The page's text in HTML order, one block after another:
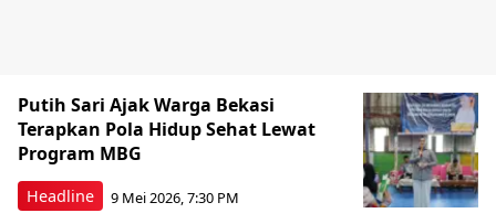
Headline
Putih Sari Ajak Warga Bekasi
Terapkan Pola Hidup Sehat Lewat
Program MBG
9 Mei 2026, 7:30 PM